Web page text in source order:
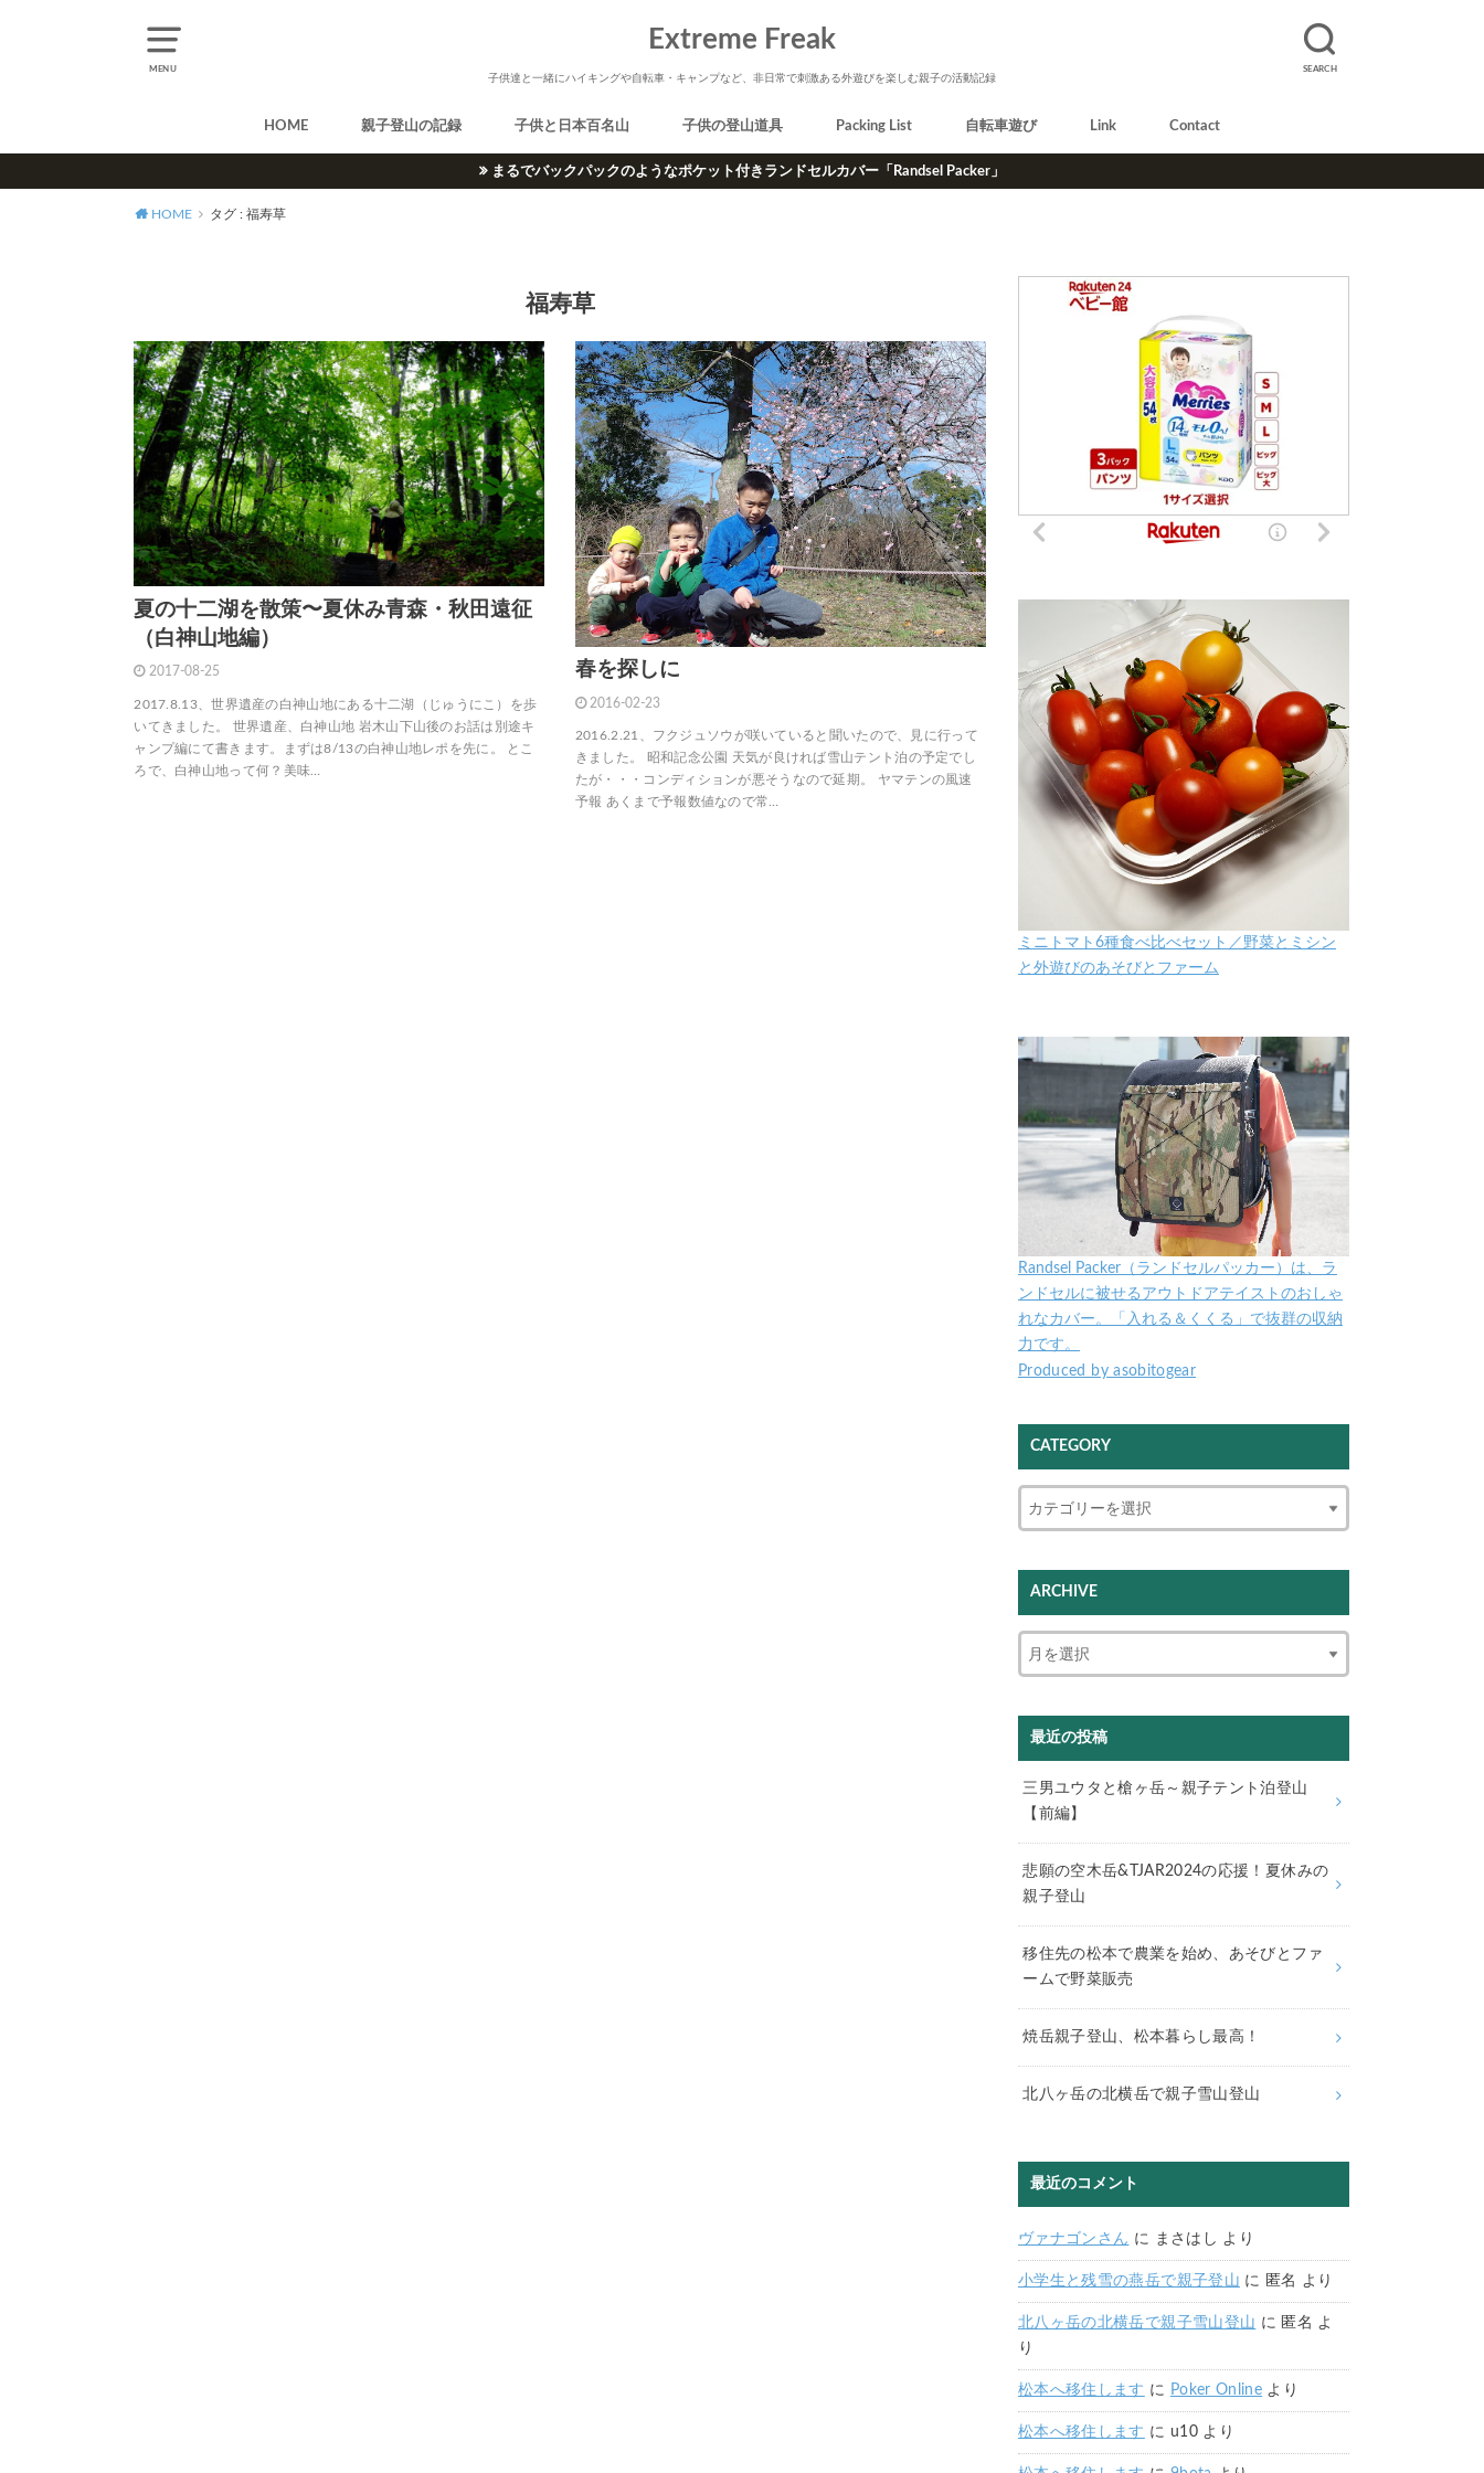
MENU SEARCH
Extreme Freak
子供達と一緒にハイキングや自転車・キャンプなど、非日常で刺激ある外遊びを楽しむ親子の活動記録
HOME 親子登山の記録 子供と日本百名山 子供の登山道具 Packing List 自転車遊び Link Contact
まるでバックパックのようなポケット付きランドセルカバー「Randsel Packer」
HOME タグ : 福寿草
福寿草
夏の十二湖を散策〜夏休み青森・秋田遠征
（白神山地編）
2017-08-25
2017.8.13、世界遺産の白神山地にある十二湖（じゅうにこ）を歩
いてきました。 世界遺産、白神山地 岩木山下山後のお話は別途キ
ャンプ編にて書きます。まずは8/13の白神山地レポを先に。 とこ
ろで、白神山地って何？美味…
春を探しに
2016-02-23
2016.2.21、フクジュソウが咲いていると聞いたので、見に行って
きました。 昭和記念公園 天気が良ければ雪山テント泊の予定でし
たが・・・コンディションが悪そうなので延期。 ヤマテンの風速
予報 あくまで予報数値なので常…
ミニトマト6種食べ比べセット／野菜とミシン
と外遊びのあそびとファーム
Randsel Packer（ランドセルパッカー）は、ラ
ンドセルに被せるアウトドアテイストのおしゃ
れなカバー。「入れる＆くくる」で抜群の収納
力です。
Produced by asobitogear
CATEGORY
ARCHIVE
最近の投稿
三男ユウタと槍ヶ岳～親子テント泊登山
【前編】
悲願の空木岳&TJAR2024の応援！夏休みの
親子登山
移住先の松本で農業を始め、あそびとファ
ームで野菜販売
焼岳親子登山、松本暮らし最高！
北八ヶ岳の北横岳で親子雪山登山
最近のコメント
ヴァナゴンさん に まさはし より
小学生と残雪の燕岳で親子登山 に 匿名 より
北八ヶ岳の北横岳で親子雪山登山 に 匿名 よ
り
松本へ移住します に Poker Online より
松本へ移住します に u10より